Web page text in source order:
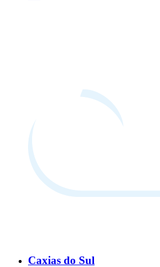
Caxias do Sul